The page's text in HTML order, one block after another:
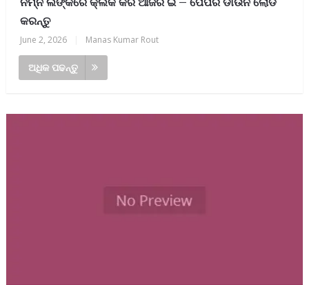
କରନ୍ତୁ
June 2, 2026 Manas Kumar Rout
ଅଧିକ ପଢନ୍ତୁ